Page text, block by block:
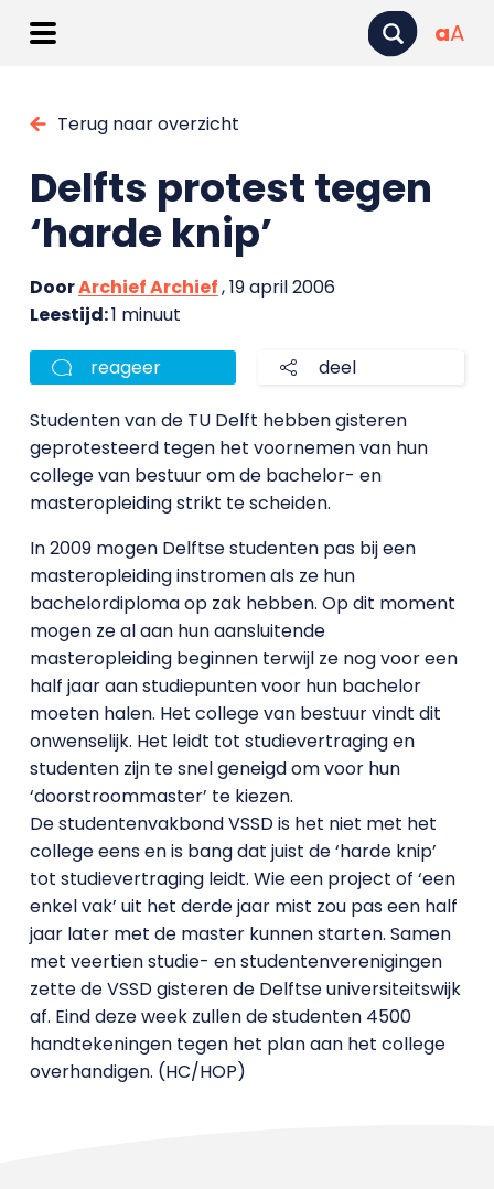
aA
Terug naar overzicht
Delfts protest tegen
‘harde knip’
DoorArchief Archief, 19 april 2006
Leestijd:1 minuut
reageer deel
Studenten van de TU Delft hebben gisteren
geprotesteerd tegen het voornemen van hun
college van bestuur om de bachelor- en
masteropleiding strikt te scheiden.
In 2009 mogen Delftse studenten pas bij een
masteropleiding instromen als ze hun
bachelordiploma op zak hebben. Op dit moment
mogen ze al aan hun aansluitende
masteropleiding beginnen terwijl ze nog voor een
half jaar aan studiepunten voor hun bachelor
moeten halen. Het college van bestuur vindt dit
onwenselijk. Het leidt tot studievertraging en
studenten zijn te snel geneigd om voor hun
‘doorstroommaster’ te kiezen.
De studentenvakbond VSSD is het niet met het
college eens en is bang dat juist de ‘harde knip’
tot studievertraging leidt. Wie een project of ‘een
enkel vak’ uit het derde jaar mist zou pas een half
jaar later met de master kunnen starten. Samen
met veertien studie- en studentenverenigingen
zette de VSSD gisteren de Delftse universiteitswijk
af. Eind deze week zullen de studenten 4500
handtekeningen tegen het plan aan het college
overhandigen. (HC/HOP)